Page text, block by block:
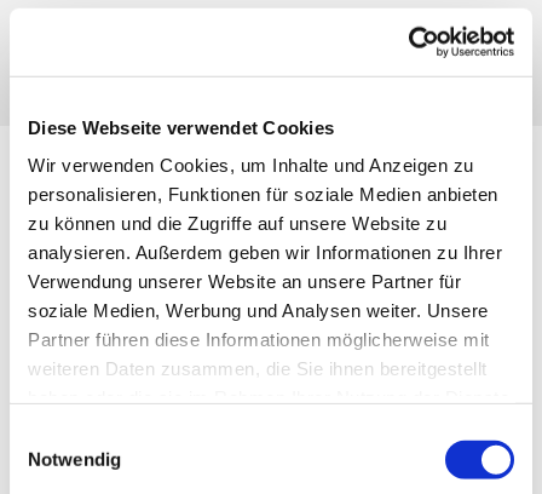
Diese Webseite verwendet Cookies
Wir verwenden Cookies, um Inhalte und Anzeigen zu
personalisieren, Funktionen für soziale Medien anbieten
zu können und die Zugriffe auf unsere Website zu
analysieren. Außerdem geben wir Informationen zu Ihrer
Verwendung unserer Website an unsere Partner für
soziale Medien, Werbung und Analysen weiter. Unsere
Partner führen diese Informationen möglicherweise mit
weiteren Daten zusammen, die Sie ihnen bereitgestellt
Notwendig
St. Josef - Berlin-Weißensee, Pfarrkirche,